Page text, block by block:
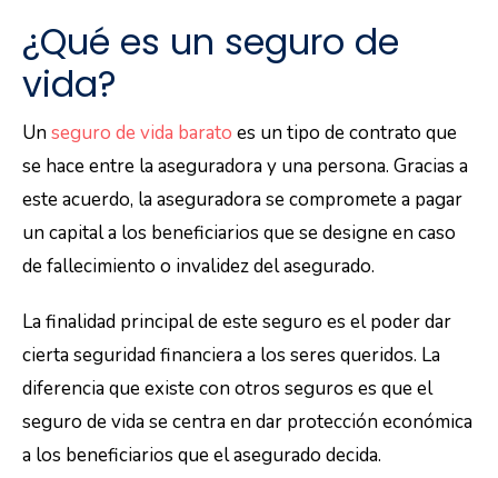
¿Qué es un seguro de
vida?
Unseguro de vida barato es un tipo de contrato que
se hace entre la aseguradora y una persona. Gracias a
este acuerdo, la aseguradora se compromete a pagar
un capital a los beneficiarios que se designe en caso
de fallecimiento o invalidez del asegurado.
La finalidad principal de este seguro es el poder dar
cierta seguridad financiera a los seres queridos. La
diferencia que existe con otros seguros es que el
seguro de vida se centra en dar protección económica
a los beneficiarios que el asegurado decida.